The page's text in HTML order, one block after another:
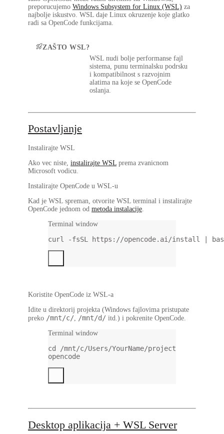
preporucujemo Windows Subsystem for Linux (WSL) za
najbolje iskustvo. WSL daje Linux okruzenje koje glatko
radi sa OpenCode funkcijama.
ZAŠTO WSL?
WSL nudi bolje performanse fajl
sistema, punu terminalsku podrsku
i kompatibilnost s razvojnim
alatima na koje se OpenCode
oslanja.
Postavljanje
Instalirajte WSL
Ako vec niste, instalirajte WSL prema zvanicnom
Microsoft vodicu.
Instalirajte OpenCode u WSL-u
Kad je WSL spreman, otvorite WSL terminal i instalirajte
OpenCode jednom od metoda instalacije.
Terminal window
curl -fsSL https://opencode.ai/install
Koristite OpenCode iz WSL-a
Idite u direktorij projekta (Windows fajlovima pristupate
preko /mnt/c/, /mnt/d/ itd.) i pokrenite OpenCode.
Terminal window
cd
/mnt/c/Users/YourName/project
opencode
Desktop aplikacija + WSL Server